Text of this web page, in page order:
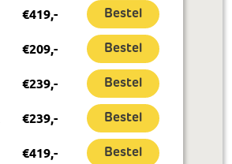
€419,- Bestel
€209,- Bestel
€239,- Bestel
€239,- Bestel
€419,- Bestel